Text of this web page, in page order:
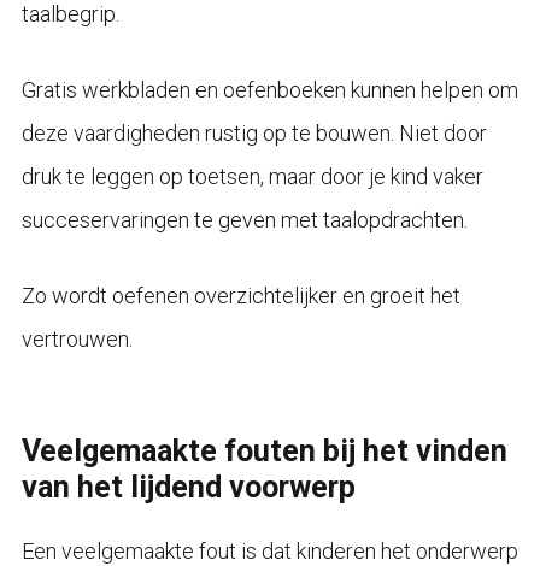
taalbegrip.
Gratis werkbladen en oefenboeken kunnen helpen om
deze vaardigheden rustig op te bouwen. Niet door
druk te leggen op toetsen, maar door je kind vaker
succeservaringen te geven met taalopdrachten.
Zo wordt oefenen overzichtelijker en groeit het
vertrouwen.
Veelgemaakte fouten bij het vinden
van het lijdend voorwerp
Een veelgemaakte fout is dat kinderen het onderwerp